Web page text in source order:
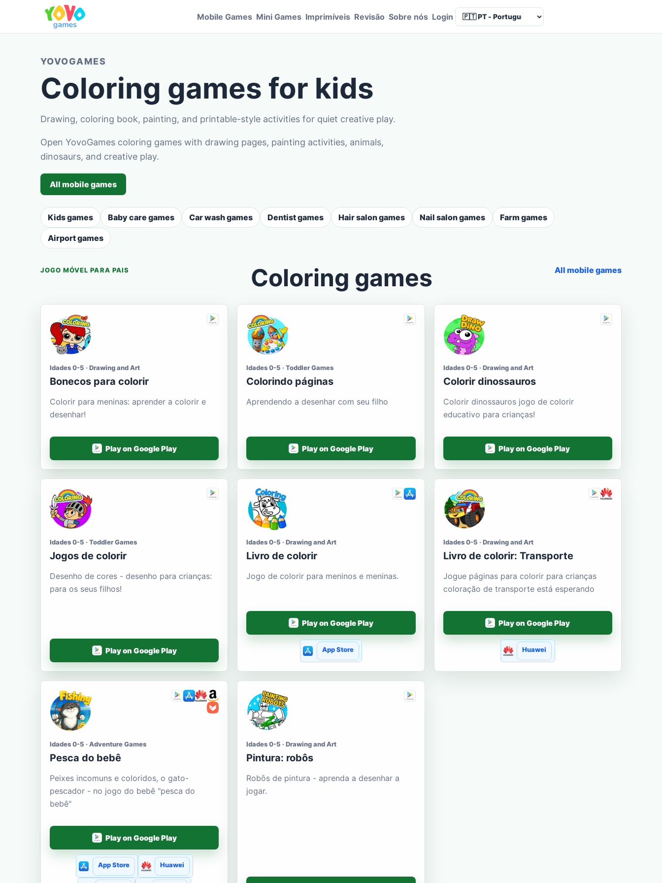
Mobile Games Mini Games Imprimíveis Revisão Sobre nós Login Language
YOVOGAMES
Coloring games for kids
Drawing, coloring book, painting, and printable-style activities for quiet creative play.
Open YovoGames coloring games with drawing pages, painting activities, animals,
dinosaurs, and creative play.
All mobile games
Kids games Baby care games Car wash games Dentist games Hair salon games Nail salon games Farm games
Airport games
JOGO MÓVEL PARA PAIS Coloring games All mobile games
Idades 0-5 · Drawing and Art
Bonecos para colorir
Colorir para meninas: aprender a colorir e
desenhar!
Play on Google Play
Idades 0-5 · Toddler Games
Colorindo páginas
Aprendendo a desenhar com seu filho
Play on Google Play
Idades 0-5 · Drawing and Art
Colorir dinossauros
Colorir dinossauros jogo de colorir
educativo para crianças!
Play on Google Play
Idades 0-5 · Toddler Games
Jogos de colorir
Desenho de cores - desenho para crianças:
para os seus filhos!
Play on Google Play
Idades 0-5 · Drawing and Art
Livro de colorir
Jogo de colorir para meninos e meninas.
Play on Google Play
App Store
Idades 0-5 · Drawing and Art
Livro de colorir: Transporte
Jogue páginas para colorir para crianças
coloração de transporte está esperando
Play on Google Play
Huawei
Idades 0-5 · Adventure Games
Pesca do bebê
Peixes incomuns e coloridos, o gato-
pescador - no jogo do bebê "pesca do
bebê"
Play on Google Play
App Store Huawei
Idades 0-5 · Drawing and Art
Pintura: robôs
Robôs de pintura - aprenda a desenhar a
jogar.